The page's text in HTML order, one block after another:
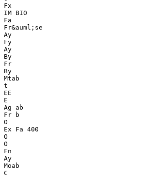
Fx
IM BIO
Fa
Fr&auml;se
Ay
Fy
Ay
By
Fr
By
Mtab
t
EE
E
Ag ab
Fr b
O
Ex Fa 400
O
O
Fn
Ay
Moab
C